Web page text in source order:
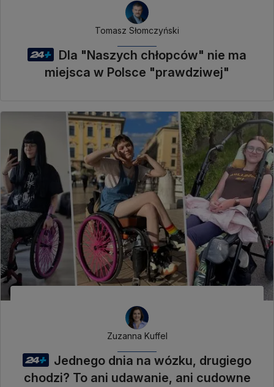
Tomasz Słomczyński
Dla "Naszych chłopców" nie ma
miejsca w Polsce "prawdziwej"
Zuzanna Kuffel
Jednego dnia na wózku, drugiego
chodzi? To ani udawanie, ani cudowne